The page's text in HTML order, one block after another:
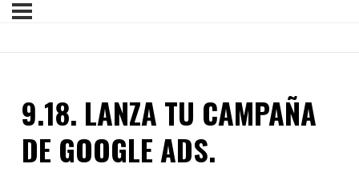
9.18. LANZA TU CAMPAÑA
DE GOOGLE ADS.